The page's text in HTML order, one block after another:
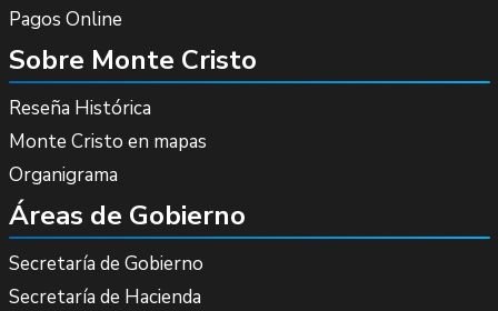
Pagos Online
Sobre Monte Cristo
Reseña Histórica
Monte Cristo en mapas
Organigrama
Áreas de Gobierno
Secretaría de Gobierno
Secretaría de Hacienda